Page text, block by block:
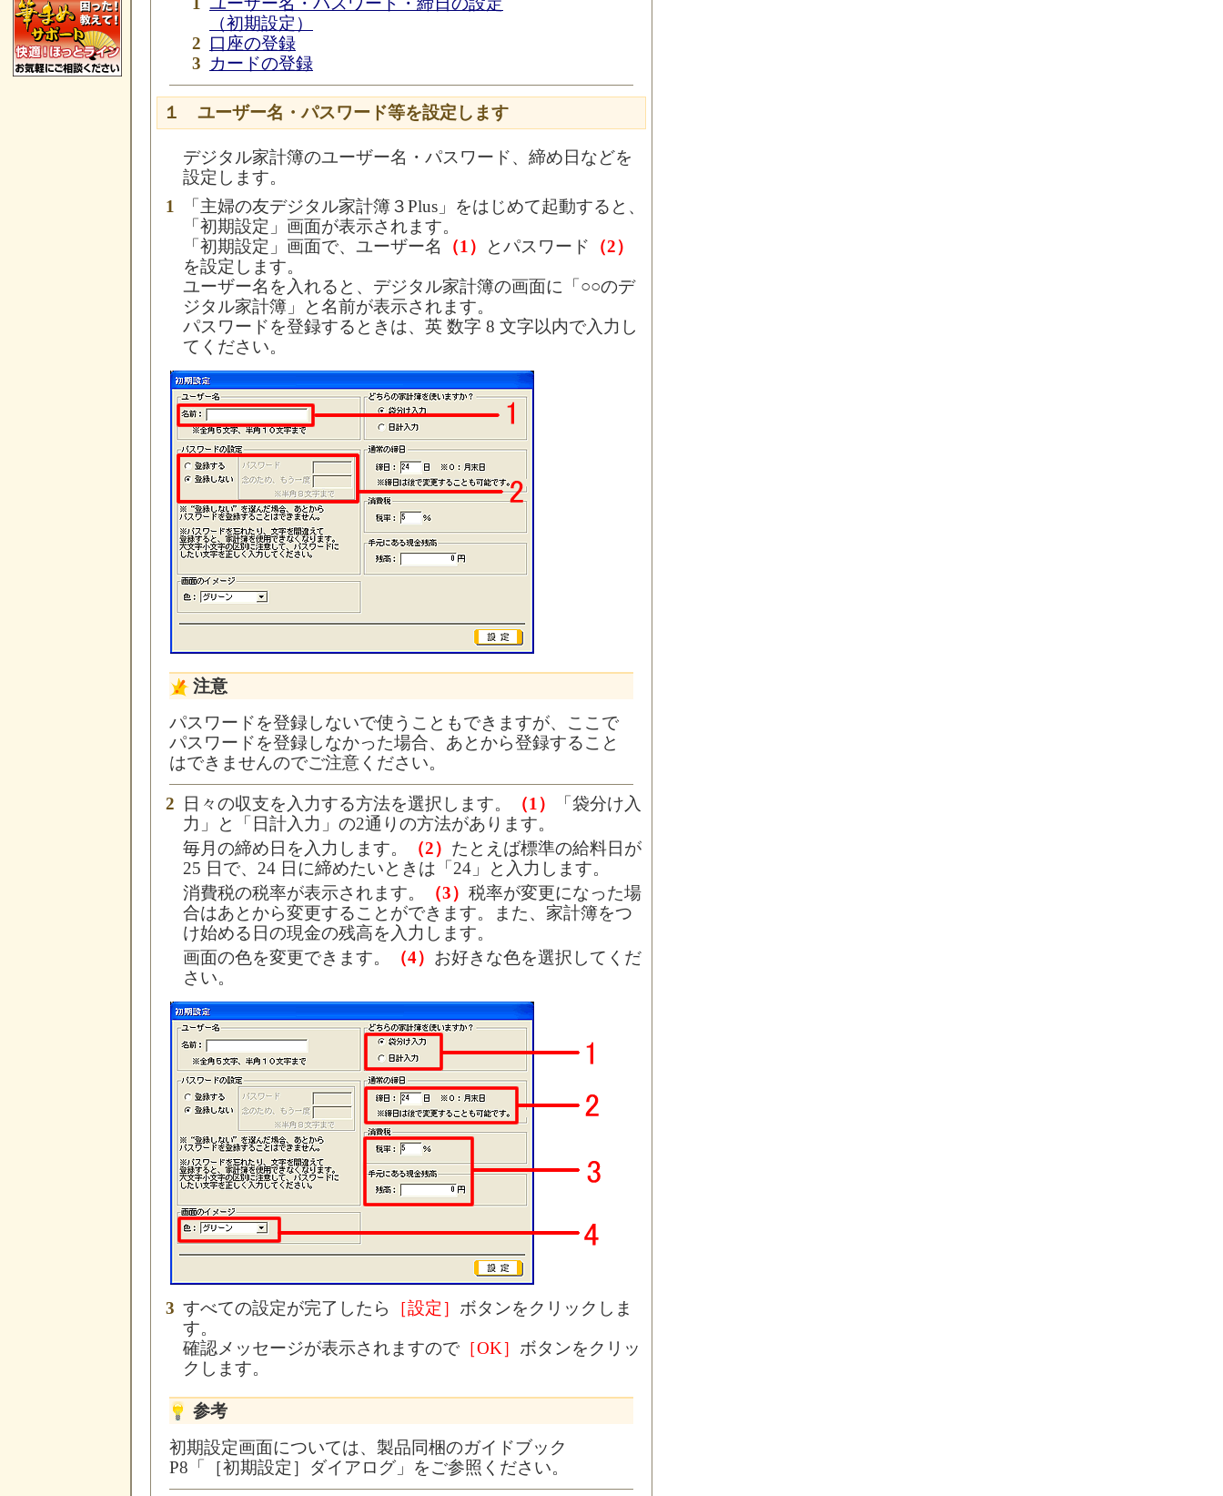
（初期設定）
2 口座の登録
3 カードの登録
１ ユーザー名・パスワード等を設定します
デジタル家計簿のユーザー名・パスワード、締め日などを
設定します。
1
「主婦の友デジタル家計簿３Plus」をはじめて起動すると、
「初期設定」画面が表示されます。
「初期設定」画面で、ユーザー名
（1） とパスワード （2）
を設定します。
ユーザー名を入れると、デジタル家計簿の画面に「○○のデ
ジタル家計簿」と名前が表示されます。
パスワードを登録するときは、英 数字 8 文字以内で入力し
てください。
注意
パスワードを登録しないで使うこともできますが、ここで
パスワードを登録しなかった場合、あとから登録すること
はできませんのでご注意ください。
2 日々の収支を入力する方法を選択します。 （1）
「袋分け入
力」と「日計入力」の2通りの方法があります。
毎月の締め日を入力します。
（2） たとえば標準の給料日が
25 日で、24 日に締めたいときは「24」と入力します。
消費税の税率が表示されます。
（3） 税率が変更になった場
合はあとから変更することができます。また、家計簿をつ
け始める日の現金の残高を入力します。
画面の色を変更できます。
（4） お好きな色を選択してくだ
さい。
3 すべての設定が完了したら ［設定］ ボタンをクリックしま
す。
確認メッセージが表示されますので ［OK］ ボタンをクリッ
クします。
参考
初期設定画面については、製品同梱のガイドブック
P8「［初期設定］ダイアログ」をご参照ください。